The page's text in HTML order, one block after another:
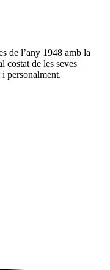
de l’any 1948 amb la
costat de les seves
personalment.